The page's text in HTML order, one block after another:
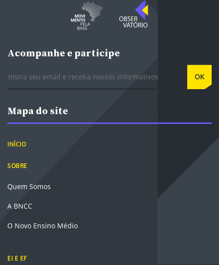
Acompanhe e participe
OK
Mapa do site
INÍCIO
SOBRE
Quem Somos
A BNCC
O Novo Ensino Médio
EI E EF